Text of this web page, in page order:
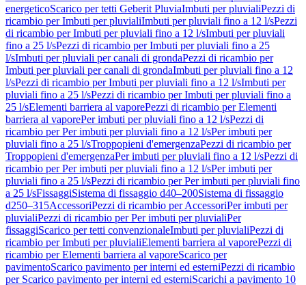
energeticoScarico per tetti Geberit PluviaImbuti per pluvialiPezzi di
ricambio per Imbuti per pluvialiImbuti per pluviali fino a 12 l/sPezzi
di ricambio per Imbuti per pluviali fino a 12 l/sImbuti per pluviali
fino a 25 l/sPezzi di ricambio per Imbuti per pluviali fino a 25
l/sImbuti per pluviali per canali di grondaPezzi di ricambio per
Imbuti per pluviali per canali di grondaImbuti per pluviali fino a 12
l/sPezzi di ricambio per Imbuti per pluviali fino a 12 l/sImbuti per
pluviali fino a 25 l/sPezzi di ricambio per Imbuti per pluviali fino a
25 l/sElementi barriera al vaporePezzi di ricambio per Elementi
barriera al vaporePer imbuti per pluviali fino a 12 l/sPezzi di
ricambio per Per imbuti per pluviali fino a 12 l/sPer imbuti per
pluviali fino a 25 l/sTroppopieni d'emergenzaPezzi di ricambio per
Troppopieni d'emergenzaPer imbuti per pluviali fino a 12 l/sPezzi di
ricambio per Per imbuti per pluviali fino a 12 l/sPer imbuti per
pluviali fino a 25 l/sPezzi di ricambio per Per imbuti per pluviali fino
a 25 l/sFissaggiSistema di fissaggio d40–200Sistema di fissaggio
d250–315AccessoriPezzi di ricambio per AccessoriPer imbuti per
pluvialiPezzi di ricambio per Per imbuti per pluvialiPer
fissaggiScarico per tetti convenzionaleImbuti per pluvialiPezzi di
ricambio per Imbuti per pluvialiElementi barriera al vaporePezzi di
ricambio per Elementi barriera al vaporeScarico per
pavimentoScarico pavimento per interni ed esterniPezzi di ricambio
per Scarico pavimento per interni ed esterniScarichi a pavimento 10